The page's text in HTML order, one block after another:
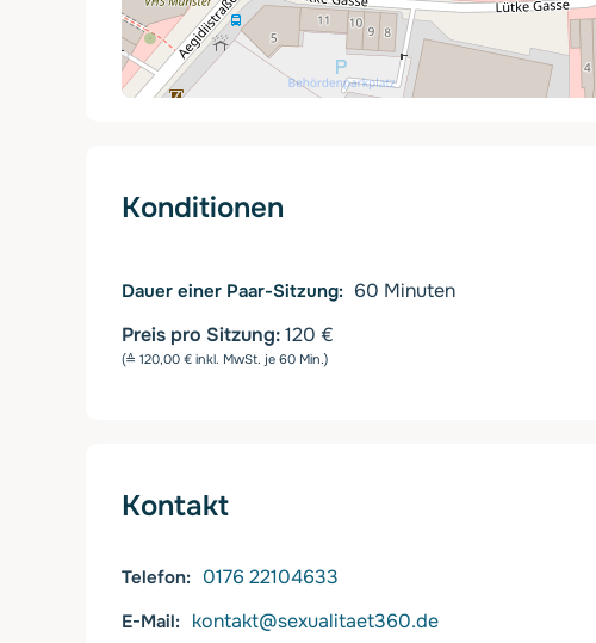
Konditionen
Dauer einer Paar-Sitzung 60 Minuten
Preis pro Sitzung:120 €
(≙ 120,00 € inkl. MwSt. je 60 Min.)
Kontakt
Telefon 0176 22104633
E-Mail kontakt@sexualitaet360.de